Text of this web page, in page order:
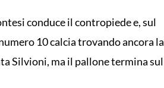
conduce il contropiede e, sul
10 calcia trovando ancora la
Silvioni, ma il pallone termina sul